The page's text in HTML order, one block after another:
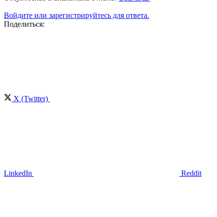
Войдите или зарегистрируйтесь для ответа.
Поделиться:
X (Twitter)
LinkedIn Reddit